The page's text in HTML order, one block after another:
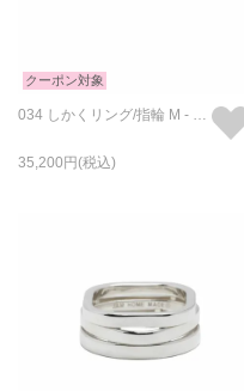
クーポン対象
034 しかくリング/指輪 M - シルバー
35,200